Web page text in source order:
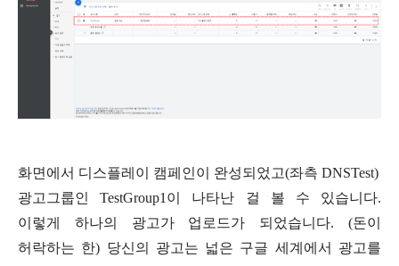
화면에서 디스플레이 캠페인이 완성되었고(좌측 DNSTest)
광고그룹인
TestGroup1 이 나타난 걸 볼 수 있습니다.
이렇게
하나의 광고가 업로드가 되었습니다. (돈이
허락하는 한) 당신의 광고는 넓은 구글 세계에서
광고를